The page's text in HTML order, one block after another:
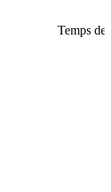
Temps de